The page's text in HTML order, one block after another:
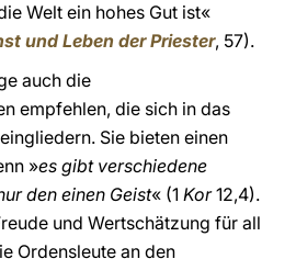
Welt ein hohes Gut ist«
und Leben der Priester, 57).
auch die
empfehlen, die sich in das
Sie bieten einen
»es gibt verschiedene
den einen Geist« (1 Kor12,4).
und Wertschätzung für all
Ordensleute an den